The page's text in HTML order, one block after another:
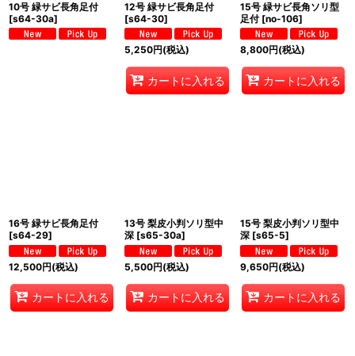
10号 緑サビ長角足付
[s64-30a]
12号 緑サビ長角足付
[s64-30]
5,250円(税込)
カートに入れる
15号 緑サビ長角ソリ型
足付 [no-106]
8,800円(税込)
カートに入れる
16号 緑サビ長角足付
[s64-29]
12,500円(税込)
カートに入れる
13号 梨皮小判ソリ型中
深 [s65-30a]
5,500円(税込)
カートに入れる
15号 梨皮小判ソリ型中
深 [s65-5]
9,650円(税込)
カートに入れる